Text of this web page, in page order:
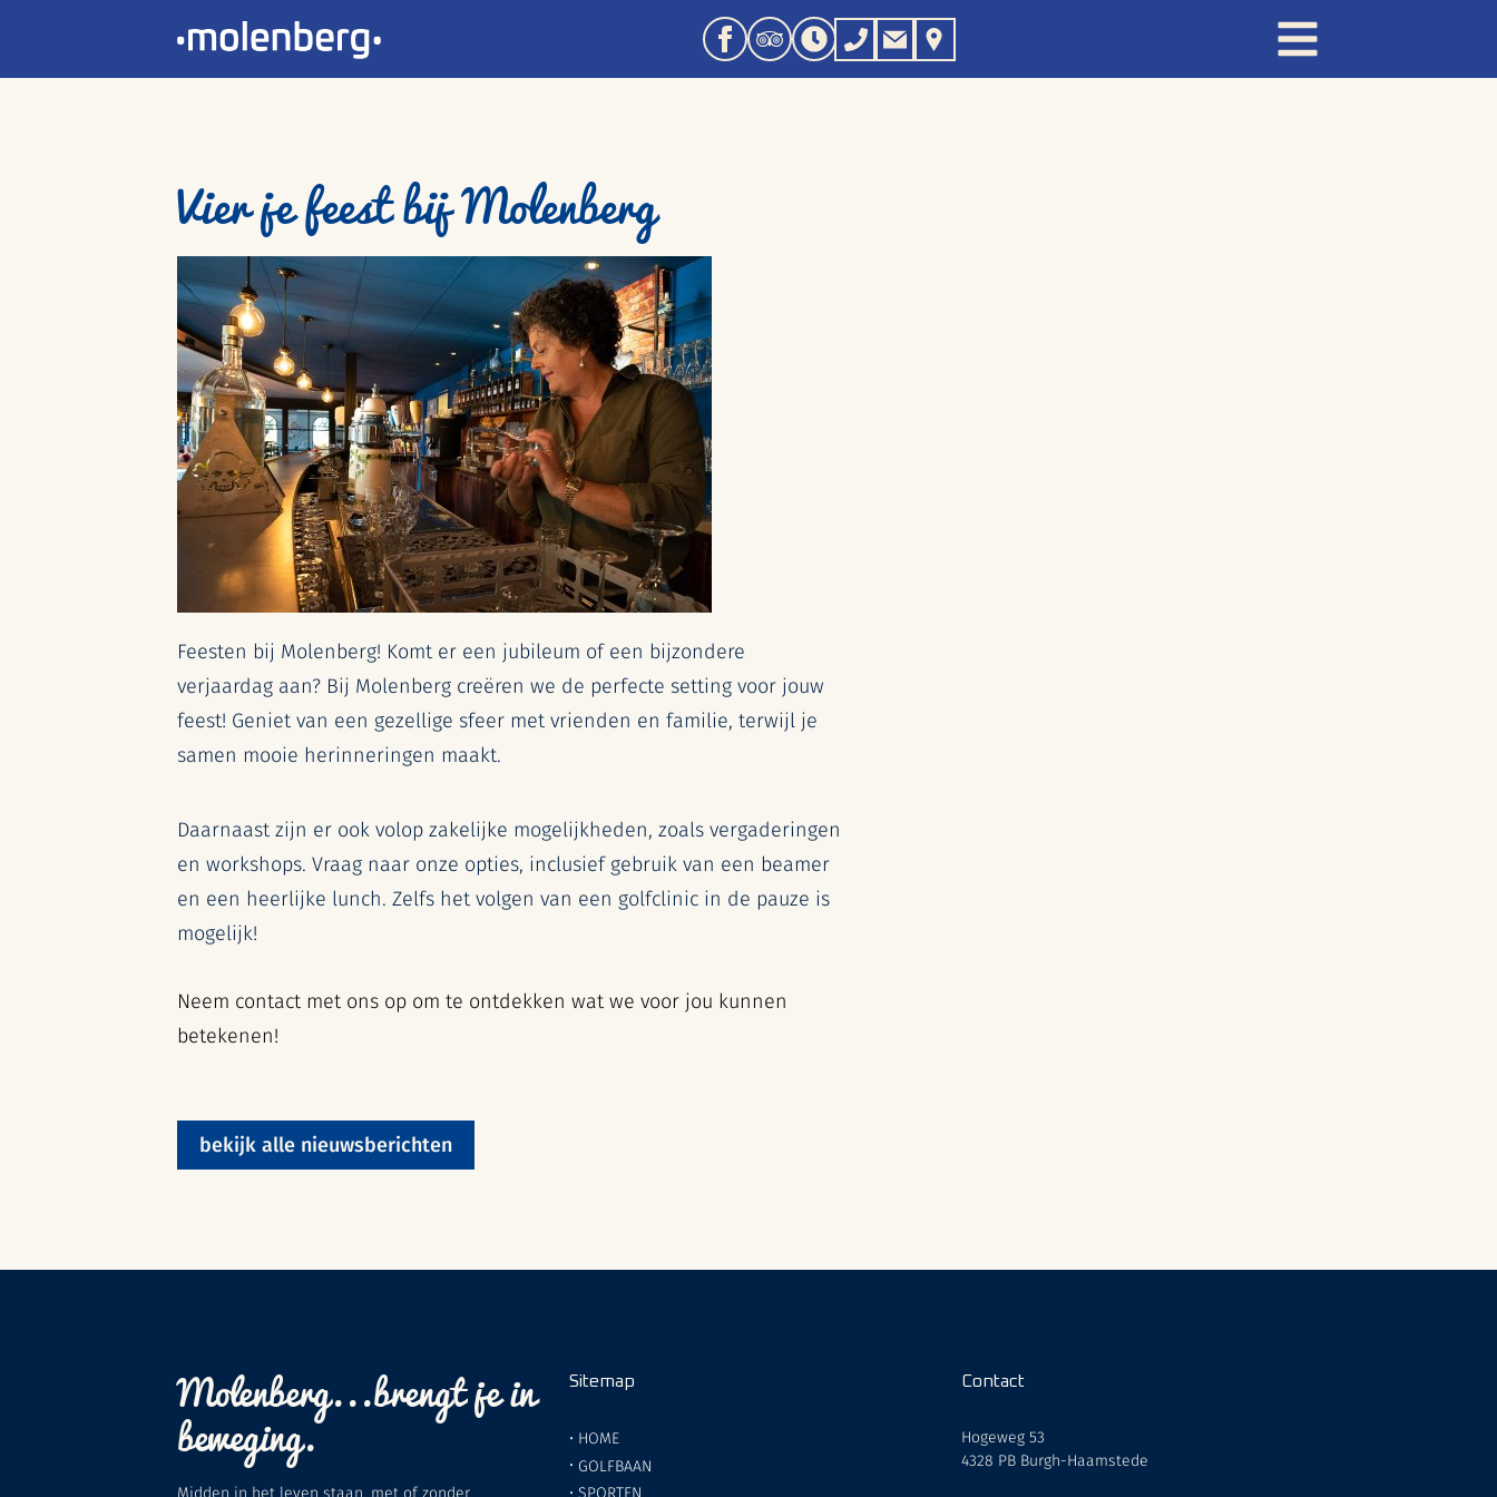
Vier je feest bij Molenberg
Feesten bij Molenberg! Komt er een jubileum of een bijzondere
verjaardag aan? Bij Molenberg creëren we de perfecte setting voor jouw
feest! Geniet van een gezellige sfeer met vrienden en familie, terwijl je
samen mooie herinneringen maakt.
Daarnaast zijn er ook volop zakelijke mogelijkheden, zoals vergaderingen
en workshops. Vraag naar onze opties, inclusief gebruik van een beamer
en een heerlijke lunch. Zelfs het volgen van een golfclinic in de pauze is
mogelijk!
Neem contact met ons op om te ontdekken wat we voor jou kunnen
betekenen!
bekijk alle nieuwsberichten
Molenberg...brengt je in
beweging.
Midden in het leven staan, met of zonder
Sitemap
• HOME
• GOLFBAAN
• SPORTEN
Contact
Hogeweg 53
4328 PB Burgh-Haamstede